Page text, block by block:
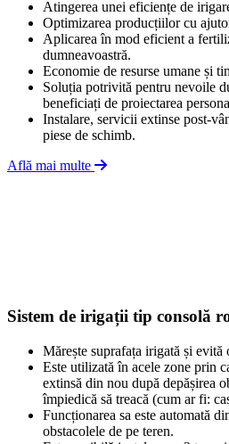
Atingerea unei eficiențe de
Optimizarea producțiilor cu
Aplicarea în mod eficient a
dumneavoastră.
Economie de resurse umane și
Soluția potrivită pentru nevoile
beneficiați de proiectarea
Instalare, servicii extinse post-
piese de schimb.
Află mai multe
Sistem de irigații tip consolă
Mărește suprafața irigată și evită
Este utilizată în acele zone prin
extinsă din nou după depășirea
împiedică să treacă (cum ar fi:
Funcționarea sa este automată
obstacolele de pe teren.